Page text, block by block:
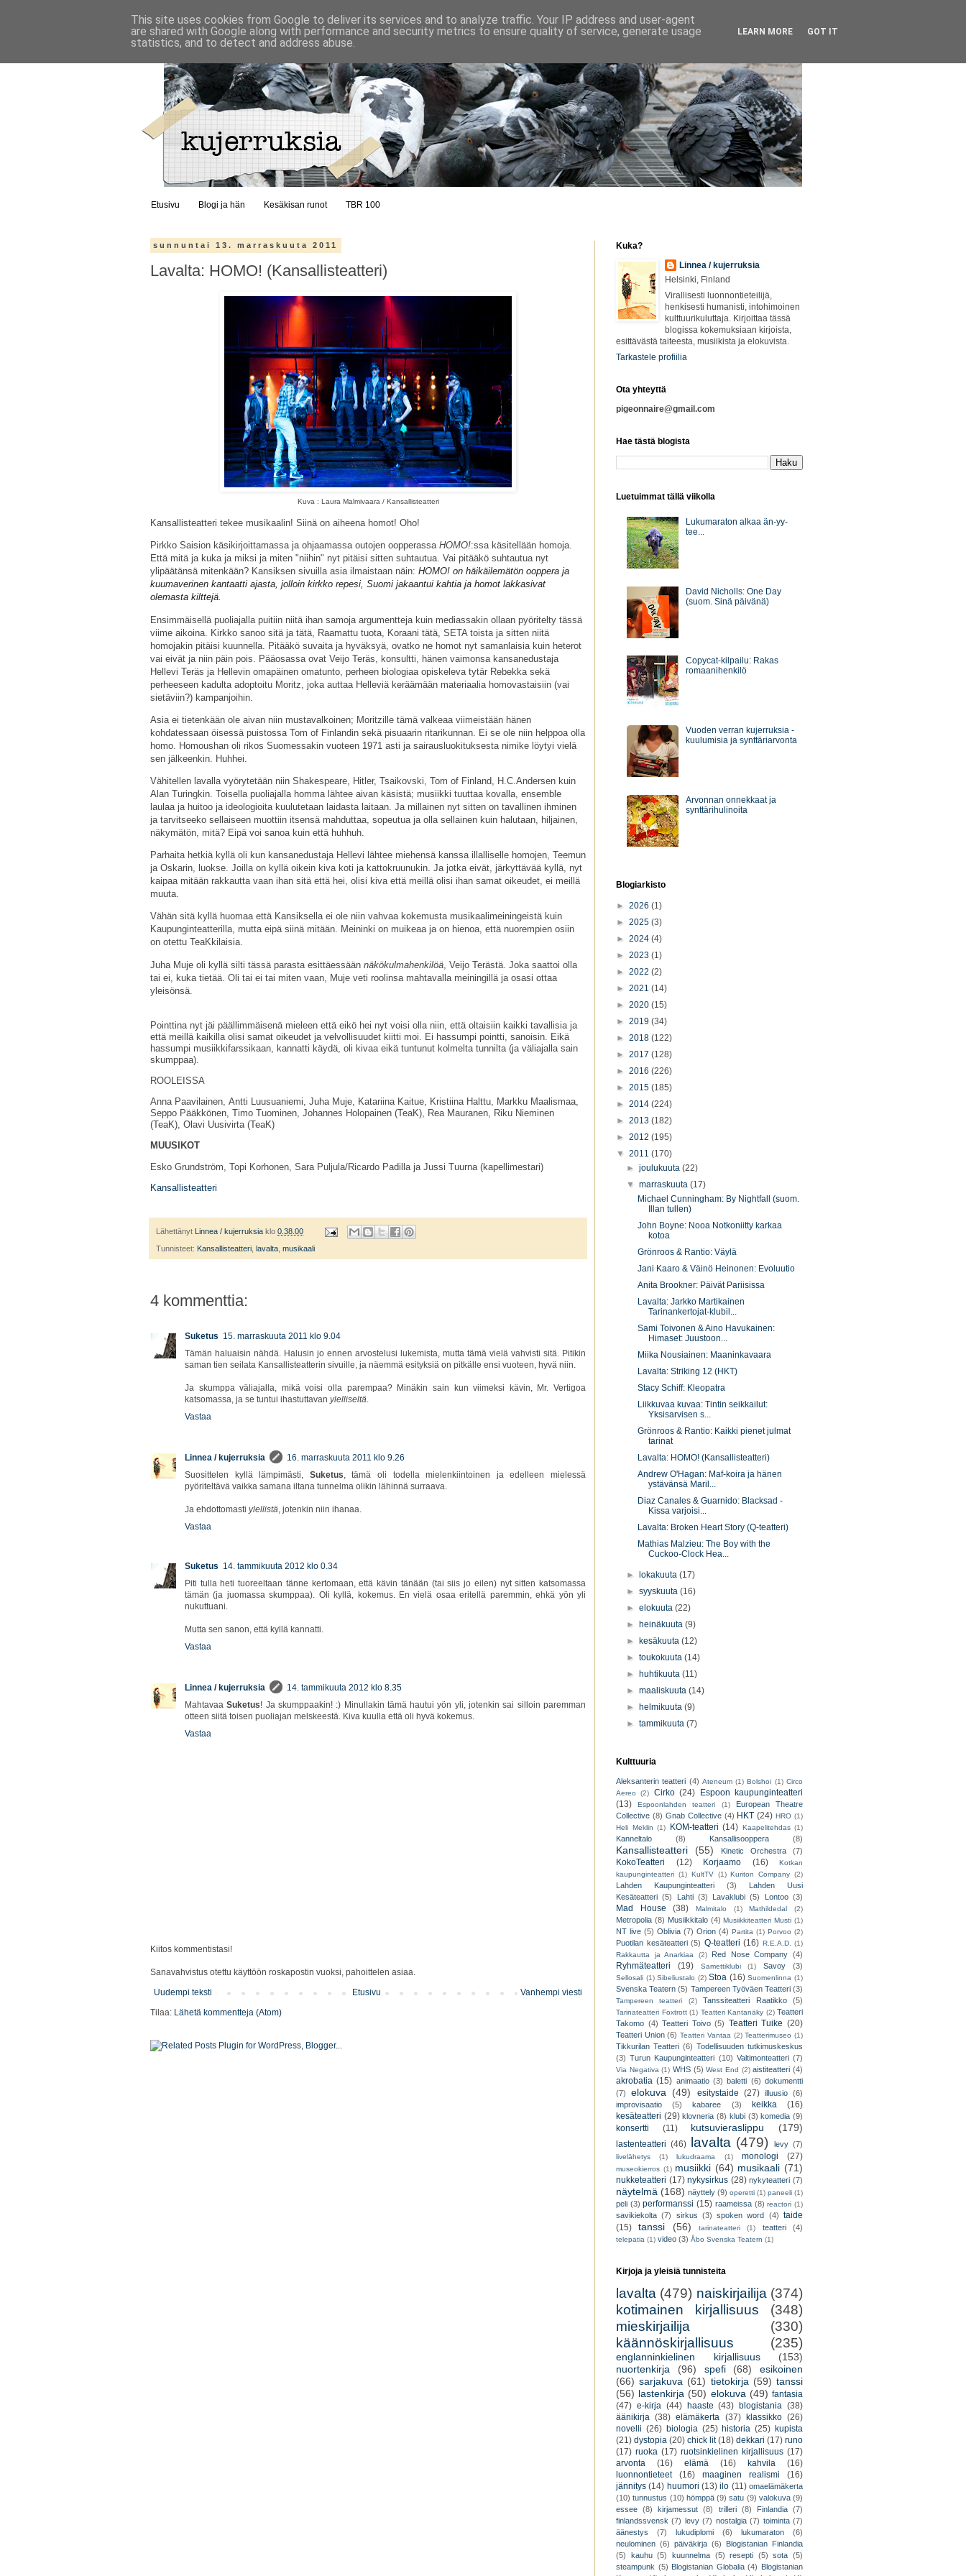
Etusivu Blogi ja hän Kesäkisan runot TBR 100
sunnuntai 13. marraskuuta 2011
Lavalta: HOMO! (Kansallisteatteri)
Kuva : Laura Malmivaara / Kansallisteatteri
Kansallisteatteri tekee musikaalin! Siinä on aiheena homot! Oho!
Pirkko Saision käsikirjoittamassa ja ohjaamassa outojen oopperassa HOMO!:ssa käsitellään homoja.
Että mitä ja kuka ja miksi ja miten "niihin" nyt pitäisi sitten suhtautua. Vai pitääkö suhtautua nyt
ylipäätänsä mitenkään? Kansiksen sivuilla asia ilmaistaan näin: HOMO! on häikäilemätön ooppera ja
kuumaverinen kantaatti ajasta, jolloin kirkko repesi, Suomi jakaantui kahtia ja homot lakkasivat
olemasta kilttejä.
Ensimmäisellä puoliajalla puitiin niitä ihan samoja argumentteja kuin mediassakin ollaan pyöritelty tässä
viime aikoina. Kirkko sanoo sitä ja tätä, Raamattu tuota, Koraani tätä, SETA toista ja sitten niitä
homojakin pitäisi kuunnella. Pitääkö suvaita ja hyväksyä, ovatko ne homot nyt samanlaisia kuin heterot
vai eivät ja niin päin pois. Pääosassa ovat Veijo Teräs, konsultti, hänen vaimonsa kansanedustaja
Hellevi Teräs ja Hellevin omapäinen omatunto, perheen biologiaa opiskeleva tytär Rebekka sekä
perheeseen kadulta adoptoitu Moritz, joka auttaa Helleviä keräämään materiaalia homovastaisiin (vai
sietäviin?) kampanjoihin.
Asia ei tietenkään ole aivan niin mustavalkoinen; Moritzille tämä valkeaa viimeistään hänen
kohdatessaan öisessä puistossa Tom of Finlandin sekä pisuaarin ritarikunnan. Ei se ole niin helppoa olla
homo. Homoushan oli rikos Suomessakin vuoteen 1971 asti ja sairausluokituksesta nimike löytyi vielä
sen jälkeenkin. Huhhei.
Vähitellen lavalla vyörytetään niin Shakespeare, Hitler, Tsaikovski, Tom of Finland, H.C.Andersen kuin
Alan Turingkin. Toisella puoliajalla homma lähtee aivan käsistä; musiikki tuuttaa kovalla, ensemble
laulaa ja huitoo ja ideologioita kuulutetaan laidasta laitaan. Ja millainen nyt sitten on tavallinen ihminen
ja tarvitseeko sellaiseen muottiin itsensä mahduttaa, sopeutua ja olla sellainen kuin halutaan, hiljainen,
näkymätön, mitä? Eipä voi sanoa kuin että huhhuh.
Parhaita hetkiä kyllä oli kun kansanedustaja Hellevi lähtee miehensä kanssa illalliselle homojen, Teemun
ja Oskarin, luokse. Joilla on kyllä oikein kiva koti ja kattokruunukin. Ja jotka eivät, järkyttävää kyllä, nyt
kaipaa mitään rakkautta vaan ihan sitä että hei, olisi kiva että meillä olisi ihan samat oikeudet, ei meillä
muuta.
Vähän sitä kyllä huomaa että Kansiksella ei ole niin vahvaa kokemusta musikaalimeiningeistä kuin
Kaupunginteatterilla, mutta eipä siinä mitään. Meininki on muikeaa ja on hienoa, että nuorempien osiin
on otettu TeaKkilaisia.
Juha Muje oli kyllä silti tässä parasta esittäessään näkökulmahenkilöä , Veijo Terästä. Joka saattoi olla
tai ei, kuka tietää. Oli tai ei tai miten vaan, Muje veti roolinsa mahtavalla meiningillä ja osasi ottaa
yleisönsä.
Pointtina nyt jäi päällimmäisenä mieleen että eikö hei nyt voisi olla niin, että oltaisiin kaikki tavallisia ja
että meillä kaikilla olisi samat oikeudet ja velvollisuudet kiitti moi. Ei hassumpi pointti, sanoisin. Eikä
hassumpi musiikkifarssikaan, kannatti käydä, oli kivaa eikä tuntunut kolmelta tunnilta (ja väliajalla sain
skumppaa).
ROOLEISSA
Anna Paavilainen, Antti Luusuaniemi, Juha Muje, Katariina Kaitue, Kristiina Halttu, Markku Maalismaa,
Seppo Pääkkönen, Timo Tuominen, Johannes Holopainen (TeaK), Rea Mauranen, Riku Nieminen
(TeaK), Olavi Uusivirta (TeaK)
MUUSIKOT
Esko Grundström, Topi Korhonen, Sara Puljula/Ricardo Padilla ja Jussi Tuurna (kapellimestari)
Kansallisteatteri
Lähettänyt Linnea / kujerruksia klo 0.38.00
Tunnisteet: Kansallisteatteri lavalta musikaali
4 kommenttia:
Suketus 15. marraskuuta 2011 klo 9.04
Tämän haluaisin nähdä. Halusin jo ennen arvostelusi lukemista, mutta tämä vielä vahvisti sitä. Pitikin
saman tien seilata Kansallisteatterin sivuille, ja näemmä esityksiä on pitkälle ensi vuoteen, hyvä niin.
Ja skumppa väliajalla, mikä voisi olla parempaa? Minäkin sain kun viimeksi kävin, Mr. Vertigoa
katsomassa, ja se tuntui ihastuttavan ylelliseltä.
Vastaa
Linnea / kujerruksia
16. marraskuuta 2011 klo 9.26
Suosittelen kyllä lämpimästi, Suketus, tämä oli todella mielenkiintoinen ja edelleen mielessä
pyöriteltävä vaikka samana iltana tunnelma olikin lähinnä surraava.
Ja ehdottomasti ylellistä, jotenkin niin ihanaa.
Vastaa
Suketus 14. tammikuuta 2012 klo 0.34
Piti tulla heti tuoreeltaan tänne kertomaan, että kävin tänään (tai siis jo eilen) nyt sitten katsomassa
tämän (ja juomassa skumppaa). Oli kyllä, kokemus. En vielä osaa eritellä paremmin, ehkä yön yli
nukuttuani.
Mutta sen sanon, että kyllä kannatti.
Vastaa
Linnea / kujerruksia
14. tammikuuta 2012 klo 8.35
MahtavaaSuketus! Ja skumppaakin! :) Minullakin tämä hautui yön yli, jotenkin sai silloin paremman
otteen siitä toisen puoliajan melskeestä. Kiva kuulla että oli hyvä kokemus.
Vastaa
Kiitos kommentistasi!
Sanavahvistus otettu käyttöön roskapostin vuoksi, pahoittelen asiaa.
Uudempi teksti
Vanhempi viesti
Etusivu
Tilaa: Lähetä kommentteja (Atom)
Kuka?
Linnea / kujerruksia
Helsinki, Finland
Virallisesti luonnontieteilijä,
henkisesti humanisti, intohimoinen
kulttuurikuluttaja. Kirjoittaa tässä
blogissa kokemuksiaan kirjoista,
esittävästä taiteesta, musiikista ja elokuvista.
Tarkastele profiilia
Ota yhteyttä
pigeonnaire@gmail.com
Hae tästä blogista
Luetuimmat tällä viikolla
Lukumaraton alkaa än-yy-
tee...
David Nicholls: One Day
(suom. Sinä päivänä)
Copycat-kilpailu: Rakas
romaanihenkilö
Vuoden verran kujerruksia -
kuulumisia ja synttäriarvonta
Arvonnan onnekkaat ja
synttärihulinoita
Blogiarkisto
► 2026 (1)
► 2025 (3)
► 2024 (4)
► 2023 (1)
► 2022 (2)
► 2021 (14)
► 2020 (15)
► 2019 (34)
► 2018 (122)
► 2017 (128)
► 2016 (226)
► 2015 (185)
► 2014 (224)
► 2013 (182)
► 2012 (195)
▼ 2011 (170)
►joulukuuta(22)
▼marraskuuta(17)
Michael Cunningham: By Nightfall (suom.
Illan tullen)
John Boyne: Nooa Notkoniitty karkaa
kotoa
Grönroos & Rantio: Väylä
Jani Kaaro & Väinö Heinonen: Evoluutio
Anita Brookner: Päivät Pariisissa
Lavalta: Jarkko Martikainen
Tarinankertojat-klubil...
Sami Toivonen & Aino Havukainen:
Himaset: Juustoon...
Miika Nousiainen: Maaninkavaara
Lavalta: Striking 12 (HKT)
Stacy Schiff: Kleopatra
Liikkuvaa kuvaa: Tintin seikkailut:
Yksisarvisen s...
Grönroos & Rantio: Kaikki pienet julmat
tarinat
Lavalta: HOMO! (Kansallisteatteri)
Andrew O'Hagan: Maf-koira ja hänen
ystävänsä Maril...
Diaz Canales & Guarnido: Blacksad -
Kissa varjoisi...
Lavalta: Broken Heart Story (Q-teatteri)
Mathias Malzieu: The Boy with the
Cuckoo-Clock Hea...
► lokakuuta(17)
►syyskuuta(16)
►elokuuta(22)
► heinäkuuta(9)
►
kesäkuuta(12)
►toukokuuta(14)
► huhtikuuta(11)
►maaliskuuta(14)
► helmikuuta(9)
►tammikuuta(7)
Kulttuuria
Aleksanterin teatteri (4) Ateneum (1) Bolshoi (1) Circo
Aereo
(2) Cirko (24)
Espoon kaupunginteatteri
(13)
Espoonlahden teatteri (1)
European Theatre
Collective (8) Gnab Collective (4) HKT (24) HRO (1)
Heli Meklin (1) KOM-teatteri (14) Kaapelitehdas (1)
Kanneltalo (8) Kansallisooppera (8)
Kansallisteatteri (55) Kinetic Orchestra (7)
KokoTeatteri (12) Korjaamo (16)
Kotkan
kaupunginteatteri (1) KultTV (1) Kuriton Company (2)
Lahden Kaupunginteatteri (3)
Lahden Uusi
Kesäteatteri (5) Lahti (3) Lavaklubi (5) Lontoo (3)
Mad House (38) Malmitalo (1) Mathildedal (2)
Metropolia (8) Musiikkitalo (4) Musiikkiteatteri Musti (1)
NT live (5) Oblivia (7) Orion (4) Partita (1) Porvoo (2)
Puotilan kesäteatteri (5) Q-teatteri (16) R.E.A.D. (1)
Rakkautta ja Anarkiaa
(2) Red Nose Company (4)
Ryhmäteatteri (19) Samettiklubi (1) Savoy (3)
Sellosali (1) Sibeliustalo (2) Stoa (16) Suomenlinna (1)
Svenska Teatern (5) Tampereen Työväen Teatteri (3)
Tampereen teatteri (2) Tanssiteatteri Raatikko (5)
Tarinateatteri Foxtrott (1) Teatteri Kantanäky (2) Teatteri
Takomo (4) Teatteri Toivo (5) Teatteri Tuike (20)
Teatteri Union (6) Teatteri Vantaa (2) Teatterimuseo (1)
Tikkurilan Teatteri (6) Todellisuuden tutkimuskeskus
(3) Turun Kaupunginteatteri (10) Valtimonteatteri (7)
Via Negativa (1) WHS (5) West End (2) aistiteatteri (4)
akrobatia (15) animaatio (3) baletti (6) dokumentti
(7)
elokuva (49) esitystaide (27) illuusio (6)
improvisaatio
(5) kabaree (3) keikka
(16)
kesäteatteri (29) klovneria (8) klubi (3) komedia (9)
konsertti (11) kutsuvieraslippu (179)
lastenteatteri (46) lavalta (479) levy (7)
livelähetys (1) lukudraama (1) monologi (27)
museokierros (1) musiikki (64) musikaali (71)
nukketeatteri (17) nykysirkus (28) nykyteatteri (7)
näytelmä (168) näyttely (9) operetti (1) paneeli (1)
peli (3) performanssi (15) raameissa (8) reactori (1)
savikiekolta (7) sirkus (3) spoken word (4) taide
(15)
tanssi (56) tarinateatteri (1) teatteri (4)
telepatia (1) video (3) Åbo Svenska Teatern (1)
Kirjoja ja yleisiä tunnisteita
lavalta (479) naiskirjailija (374)
kotimainen kirjallisuus
(348)
mieskirjailija
(330)
käännöskirjallisuus
(235)
englanninkielinen kirjallisuus
(153)
nuortenkirja
(96) spefi (68)
esikoinen
(66) sarjakuva (61) tietokirja (59) tanssi
(56) lastenkirja (50) elokuva (49) fantasia
(47) e-kirja (44) haaste (43) blogistania (38)
äänikirja (38) elämäkerta (37) klassikko (26)
novelli (26) biologia (25) historia (25) kupista
(21) dystopia (20) chick lit (18) dekkari (17) runo
(17) ruoka (17) ruotsinkielinen kirjallisuus (17)
arvonta
(16) elämä (16) kahvila
(16)
luonnontieteet
(16) maaginen realismi
(16)
jännitys (14) huumori (13) ilo (11) omaelämäkerta
(10) tunnustus (10) hömppä (9) satu (9) valokuva (9)
essee (8) kirjamessut (8) trilleri (8) Finlandia (7)
finlandssvensk (7) levy (7) nostalgia (7) toiminta (7)
äänestys
(7) lukudiplomi (6) lukumaraton
(6)
neulominen (6) päiväkirja (6)
Blogistanian Finlandia
(5)
kauhu (5) kuunnelma (5) resepti (5) sota (5)
steampunk (5) Blogistanian Globalia (4)
Blogistanian
This site uses cookies from Google to deliver its services and to analyze traffic. Your IP address and user-agent
are shared with Google along with performance and security metrics to ensure quality of service, generate usage
statistics, and to detect and address abuse.
LEARN MORE GOT IT